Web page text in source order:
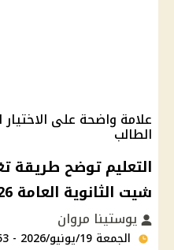
علامة واضحة على
الطالب
التعليم توضح طريقة
شيت الثانوية العامة 2026 دون إلغاء السؤال
يوستينا مروان
الجمعة 19/يونيو/2026 - 08:53 م